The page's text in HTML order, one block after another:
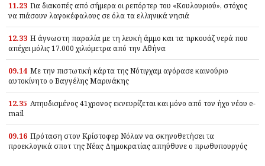
11.23 Για διακοπές από σήμερα οι ρεπόρτερ του «Κουλουριού», στόχος
να πιάσουν λαγοκέφαλους σε όλα τα ελληνικά νησιά
12.33 Η άγνωστη παραλία με τη λευκή άμμο και τα τιρκουάζ νερά που
απέχει μόλις 17.000 χιλιόμετρα από την Αθήνα
09.14 Με την πιστωτική κάρτα της Νότιγχαμ αγόρασε καινούριο
αυτοκίνητο ο Βαγγέλης Μαρινάκης
12.35 Απηυδισμένος 41χρονος εκνευρίζεται και μόνο από τον ήχο νέου e-
mail
09.16 Πρόταση στον Κρίστοφερ Νόλαν να σκηνοθετήσει τα
προεκλογικά σποτ της Νέας Δημοκρατίας απηύθυνε ο πρωθυπουργός